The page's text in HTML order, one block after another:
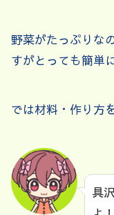
野菜がたっぷりな
すがとっても簡単
では材料・作り方
具